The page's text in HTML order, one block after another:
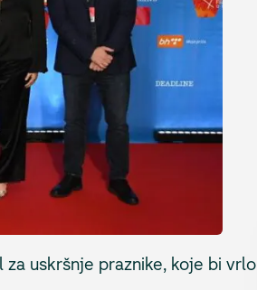
uskršnje praznike, koje bi vrlo